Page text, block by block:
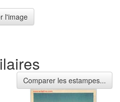
l'image
Comparer les estampes...